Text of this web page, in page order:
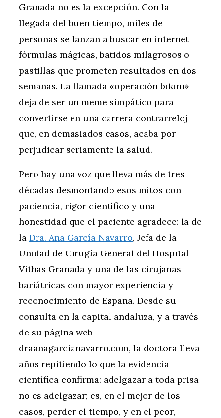
Granada no es la excepción. Con la
llegada del buen tiempo, miles de
personas se lanzan a buscar en internet
fórmulas mágicas, batidos milagrosos o
pastillas que prometen resultados en dos
semanas. La llamada «operación bikini»
deja de ser un meme simpático para
convertirse en una carrera contrarreloj
que, en demasiados casos, acaba por
perjudicar seriamente la salud.
Pero hay una voz que lleva más de tres
décadas desmontando esos mitos con
paciencia, rigor científico y una
honestidad que el paciente agradece: la de
la Dra. Ana García Navarro, Jefa de la
Unidad de Cirugía General del Hospital
Vithas Granada y una de las cirujanas
bariátricas con mayor experiencia y
reconocimiento de España. Desde su
consulta en la capital andaluza, y a través
de su página web
draanagarcianavarro.com, la doctora lleva
años repitiendo lo que la evidencia
científica confirma: adelgazar a toda prisa
no es adelgazar; es, en el mejor de los
casos, perder el tiempo, y en el peor,